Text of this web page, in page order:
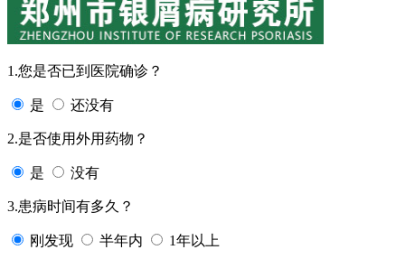
1.您是否已到医院确诊？
是 还没有
2.是否使用外用药物？
是 没有
3.患病时间有多久？
刚发现 半年内 1年以上